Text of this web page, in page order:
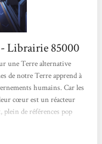
Librairie 85000
une Terre alternative
de notre Terre apprend à
humains. Car les
cœur est un réacteur
de références pop